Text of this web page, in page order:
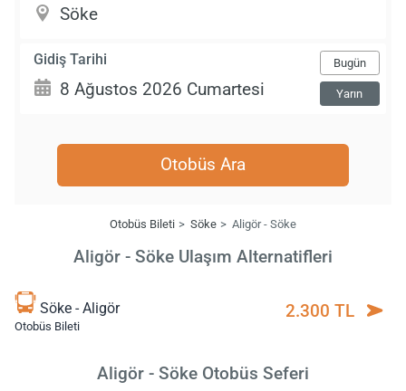
Gidiş Tarihi Bugün
Yarın
Otobüs Ara
Otobüs Bileti Söke Aligör - Söke
Aligör - Söke Ulaşım Alternatifleri
Söke - Aligör
Otobüs Bileti
2.300 TL
Aligör - Söke Otobüs Seferi